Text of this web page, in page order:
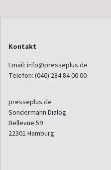
Kontakt
Email: info@presseplus.de
Telefon: (040) 284 84 00 00
presseplus.de
Sondermann Dialog
Bellevue 59
22301 Hamburg